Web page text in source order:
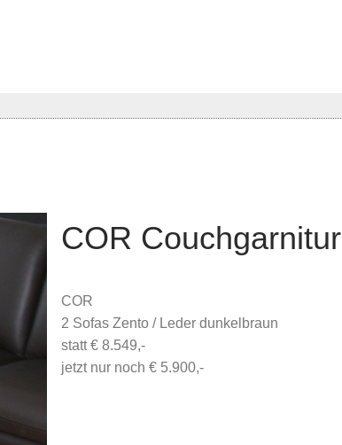
COR Couchgarnitur
COR
2 Sofas Zento / Leder dunkelbraun
statt € 8.549,-
jetzt nur noch € 5.900,-